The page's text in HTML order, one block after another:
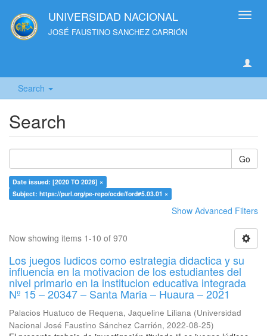
UNIVERSIDAD NACIONAL
JOSÉ FAUSTINO SANCHEZ CARRIÓN
Search
Search
Go
Date issued: [2020 TO 2026] ×
Subject: https://purl.org/pe-repo/ocde/ford#5.03.01 ×
Show Advanced Filters
Now showing items 1-10 of 970
Los juegos ludicos como estrategia didactica y su
influencia en la motivacion de los estudiantes del
nivel primario en la institucion educativa integrada
Nº 15 – 20347 – Santa Maria – Huaura – 2021
Palacios Huatuco de Requena, Jaqueline Liliana (Universidad
Nacional José Faustino Sánchez Carrión, 2022-08-25)